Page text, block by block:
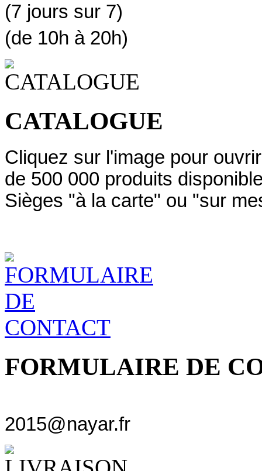
(7 jours sur 7)
(de 10h à 20h)
CATALOGUE
Cliquez sur l'image pour
de 500 000 produits
Sièges "à la carte" ou "sur
FORMULAIRE DE
2015@nayar.fr